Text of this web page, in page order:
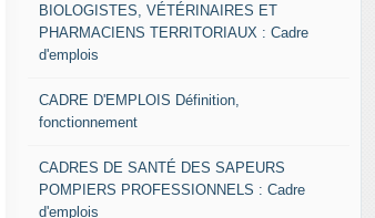
BIOLOGISTES, VÉTÉRINAIRES ET
PHARMACIENS TERRITORIAUX : Cadre
d'emplois
CADRE D'EMPLOIS Définition,
fonctionnement
CADRES DE SANTÉ DES SAPEURS
POMPIERS PROFESSIONNELS : Cadre
d'emplois